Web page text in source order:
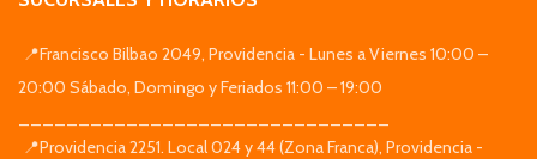
📍Francisco Bilbao 2049, Providencia - Lunes a Viernes 10:00 –
20:00 Sábado, Domingo y Feriados 11:00 – 19:00
📍Providencia 2251. Local 024 y 44 (Zona Franca), Providencia -